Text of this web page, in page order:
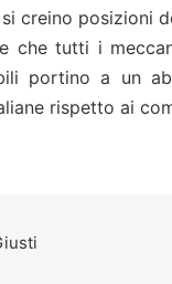
creino posizioni
che tutti i
portino a un
rispetto ai